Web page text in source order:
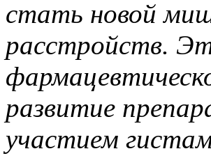
стать новой
расстройств.
развитие
участием